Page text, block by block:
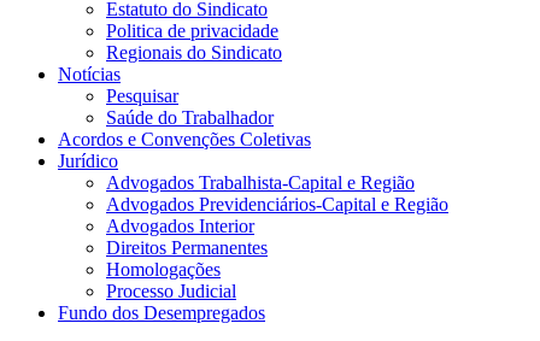
Estatuto do Sindicato
Politica de privacidade
Regionais do Sindicato
Notícias
Pesquisar
Saúde do Trabalhador
Acordos e Convenções Coletivas
Jurídico
Advogados Trabalhista-Capital e Região
Advogados Previdenciários-Capital e Região
Advogados Interior
Direitos Permanentes
Homologações
Processo Judicial
Fundo dos Desempregados